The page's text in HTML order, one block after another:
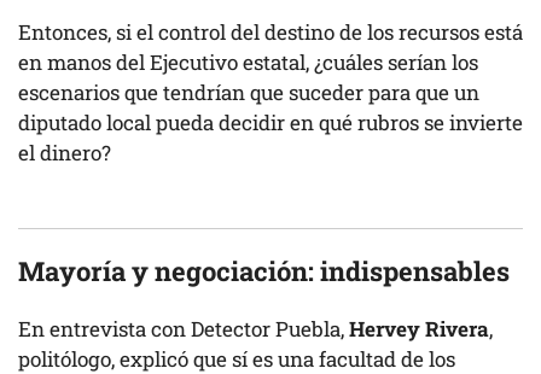
Entonces, si el control del destino de los recursos está
en manos del Ejecutivo estatal, ¿cuáles serían los
escenarios que tendrían que suceder para que un
diputado local pueda decidir en qué rubros se invierte
el dinero?
Mayoría y negociación: indispensables
En entrevista con Detector Puebla,Hervey Rivera,
politólogo, explicó que sí es una facultad de los